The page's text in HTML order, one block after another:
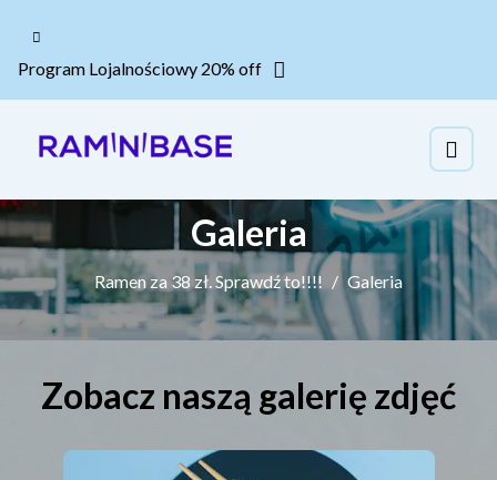
Program Lojalnościowy 20% off
Galeria
Ramen za 38 zł. Sprawdź to!!!! Galeria
Zobacz naszą galerię zdjęć